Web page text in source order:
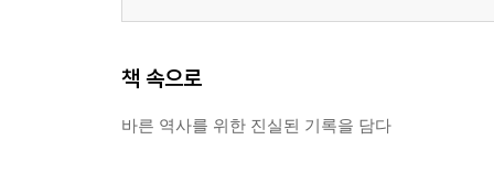
책 속으로
바른 역사를 위한 진실된 기록을 담다